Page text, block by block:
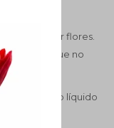
no regar.
sin mojar flores.
para que no
específico líquido